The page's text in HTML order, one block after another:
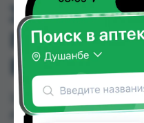
350031
БАНДАЖ
350031 ДЕТСКИЙ
ADOR можно купить